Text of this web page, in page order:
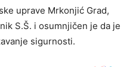
uprave Mrkonjić Grad,
S.Š. i osumnjičen je da je
sigurnosti.